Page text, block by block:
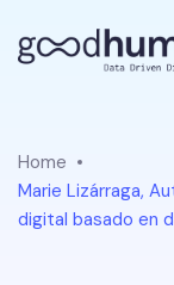
Home
Marie Lizárraga,
digital basado en